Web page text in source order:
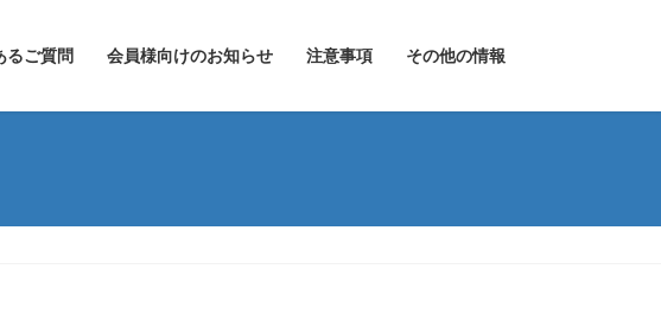
るご質問 会員様向けのお知らせ 注意事項 その他の情報